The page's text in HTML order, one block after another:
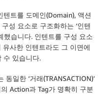
트를 도메인(Domain), 액션
성 요소로 구조화하는 ‘인텐
했습니다. 인텐트를 구성 요소
사한 인텐트라도 그 이면에
수 있습니다.
동일한 ‘거래(TRANSACTION)’
Action과 Tag가 명확히 구분